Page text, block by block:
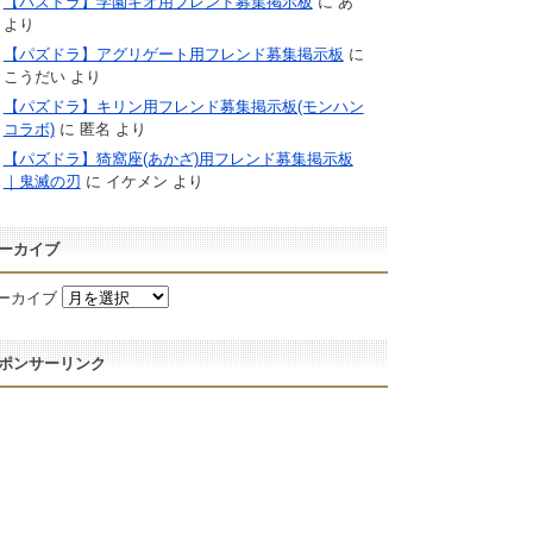
より
【パズドラ】アグリゲート用フレンド募集掲示板 に
こうだいより
【パズドラ】キリン用フレンド募集掲示板(モンハン
コラボ)に 匿名 より
【パズドラ】猗窩座(あかざ)用フレンド募集掲示板
｜鬼滅の刃 に イケメン より
カイブ
カイブ
ンサーリンク